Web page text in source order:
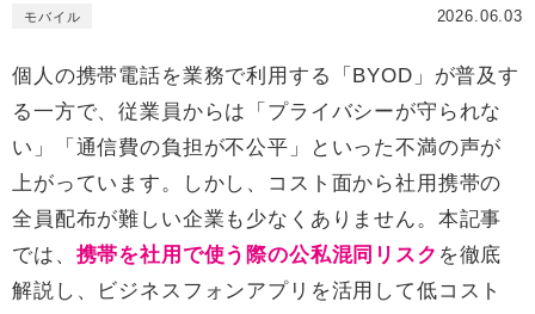
モバイル 2026.06.03
個人の携帯電話を業務で利用する「BYOD」が普及す
る一方で、従業員からは「プライバシーが守られな
い」「通信費の負担が不公平」といった不満の声が
上がっています。しかし、コスト面から社用携帯の
全員配布が難しい企業も少なくありません。本記事
では、 携帯を社用で使う際の公私混同リスク を徹底
解説し、ビジネスフォンアプリを活用して低コスト